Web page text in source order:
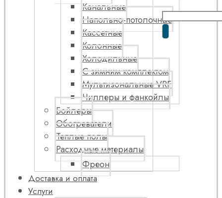
Канальные
Напольно-потолочные
Кассетные
Колонные
Холодильные
С зимним комплектом
Мультизональные VRF
Чиллеры и фанкойлы
Бойлеры
Обогреватели
Теплые полы
Расходные материалы
Фреон
Доставка и оплата
Услуги